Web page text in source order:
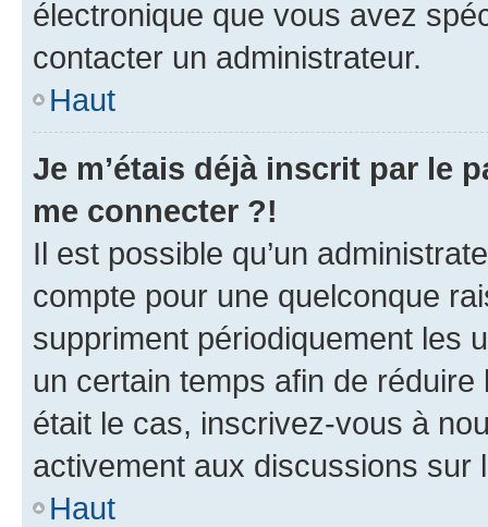
électronique que vous avez
contacter un administrateur.
Haut
Je m’étais déjà inscrit par le
me connecter ?!
Il est possible qu’un
compte pour une quelconque
suppriment périodiquement les
un certain temps afin de
était le cas, inscrivez-vous à
activement aux discussions sur
Haut